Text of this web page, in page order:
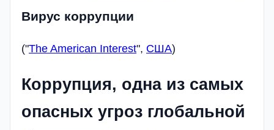
Вирус коррупции
("The American Interest", США)
Коррупция, одна из самых
опасных угроз глобальной